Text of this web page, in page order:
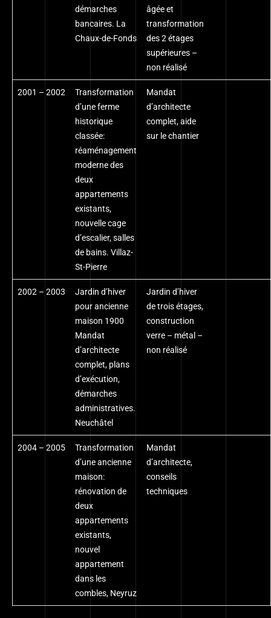
démarches
bancaires. La
Chaux-de-Fonds
âgée et
transformation
des 2 étages
supérieures –
non réalisé
2001 – 2002
Transformation
d’une ferme
historique
classée:
réaménagement
moderne des
deux
appartements
existants,
nouvelle cage
d’escalier, salles
de bains. Villaz-
St-Pierre
Mandat
d’architecte
complet, aide
sur le chantier
2002 – 2003
Jardin d’hiver
pour ancienne
maison 1900
Mandat
d’architecte
complet, plans
d’exécution,
démarches
administratives.
Neuchâtel
Jardin d’hiver
de trois étages,
construction
verre – métal –
non réalisé
2004 – 2005
Transformation
d’une ancienne
maison:
rénovation de
deux
appartements
existants,
nouvel
appartement
dans les
combles, Neyruz
Mandat
d’architecte,
conseils
techniques